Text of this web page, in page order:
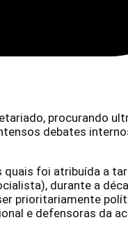
procurando
debates
quais foi atribuída a
durante a
prioritariamente
e defensoras da